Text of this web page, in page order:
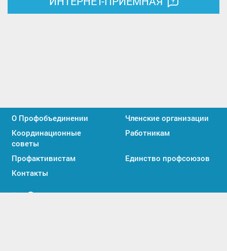
О Профобъединении
Членские организации
Координационные
советы
Работникам
Профактивистам
Единство профсоюзов
Контакты